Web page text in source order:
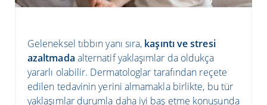
Geleneksel tıbbın yanı sıra, kaşıntı ve stresi
azaltmada alternatif yaklaşımlar da oldukça
yararlı olabilir. Dermatologlar tarafından reçete
edilen tedavinin yerini almamakla birlikte, bu tür
yaklaşımlar durumla daha iyi baş etme konusunda